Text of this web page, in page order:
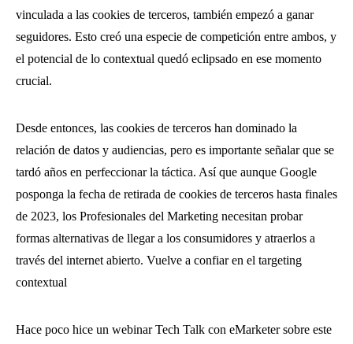
vinculada a las cookies de terceros, también empezó a ganar
seguidores. Esto creó una especie de competición entre ambos, y
el potencial de lo contextual quedó eclipsado en ese momento
crucial.
Desde entonces, las cookies de terceros han dominado la
relación de datos y audiencias, pero es importante señalar que se
tardó años en perfeccionar la táctica. Así que aunque Google
posponga la fecha de retirada de cookies de terceros hasta finales
de 2023, los Profesionales del Marketing necesitan probar
formas alternativas de llegar a los consumidores y atraerlos a
través del internet abierto. Vuelve a confiar en el targeting
contextual
Hace poco hice un webinar Tech Talk con eMarketer sobre este